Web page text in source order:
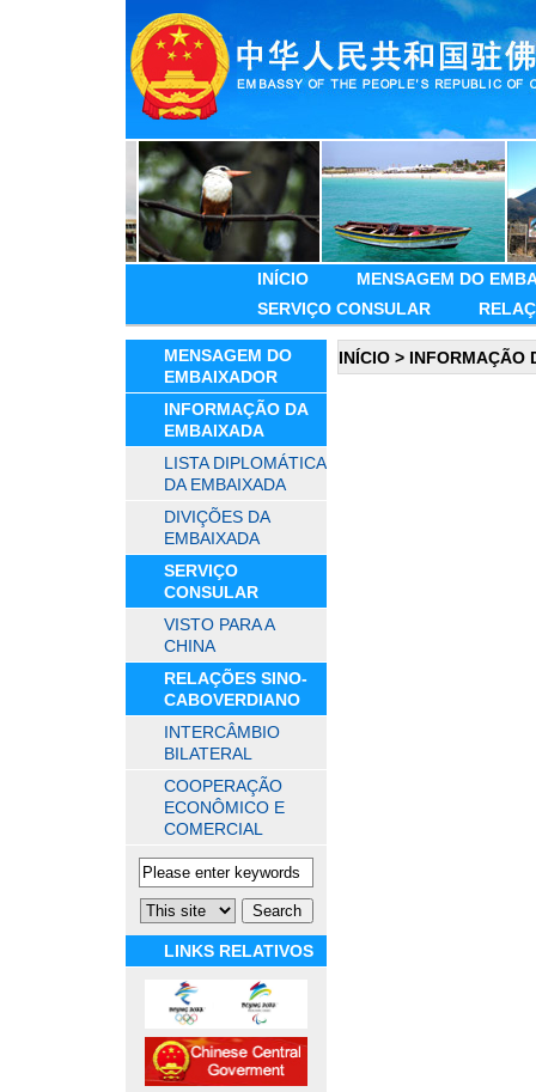
INÍCIO
MENSAGEM DO
SERVIÇO CONSULAR
MENSAGEM DO
EMBAIXADOR
INFORMAÇÃO DA
EMBAIXADA
LISTA DIPLOMÁTICA
DA EMBAIXADA
DIVIÇÕES DA
EMBAIXADA
SERVIÇO
CONSULAR
VISTO PARA A
CHINA
RELAÇÕES SINO-
CABOVERDIANO
INTERCÂMBIO
BILATERAL
COOPERAÇÃO
ECONÔMICO E
COMERCIAL
LINKS RELATIVOS
INÍCIO > INFORMAÇÃO